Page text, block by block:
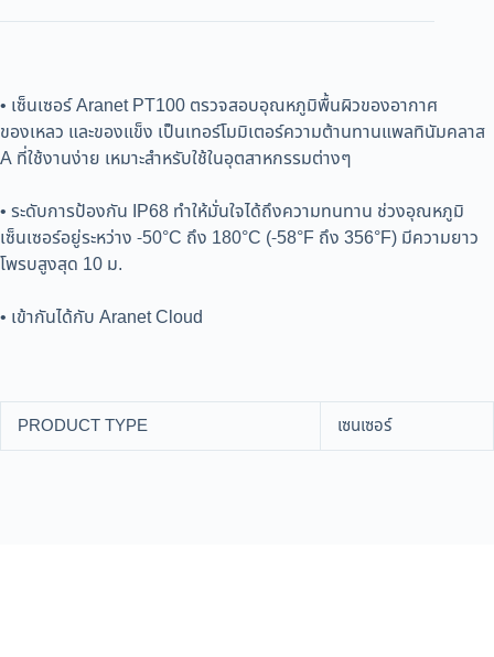
• เซ็นเซอร์ Aranet PT100 ตรวจสอบอุณหภูมิพื้นผิวของอากาศ
ของเหลว และของแข็ง เป็นเทอร์โมมิเตอร์ความต้านทานแพลทินัมคลาส
A ที่ใช้งานง่าย เหมาะสำหรับใช้ในอุตสาหกรรมต่างๆ
• ระดับการป้องกัน IP68 ทำให้มั่นใจได้ถึงความทนทาน ช่วงอุณหภูมิ
เซ็นเซอร์อยู่ระหว่าง -50°C ถึง 180°C (-58°F ถึง 356°F) มีความยาว
โพรบสูงสุด 10 ม.
• เข้ากันได้กับ Aranet Cloud
PRODUCT TYPE เซนเซอร์